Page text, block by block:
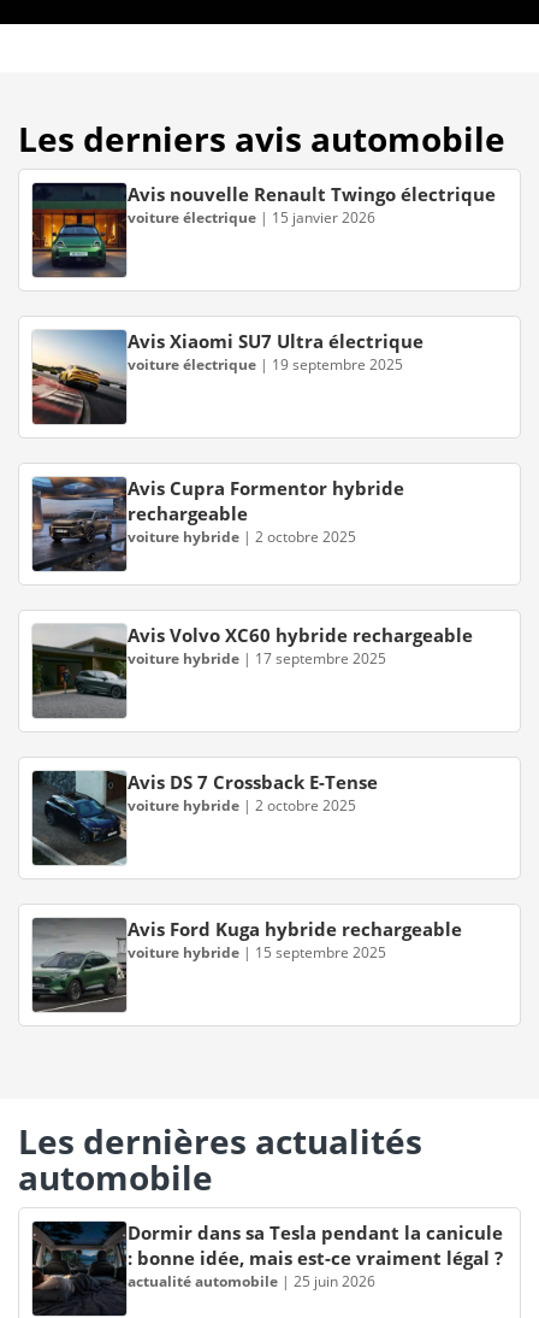
Les derniers avis automobile
Avis nouvelle Renault Twingo électrique
voiture électrique | 15 janvier 2026
Avis Xiaomi SU7 Ultra électrique
voiture électrique | 19 septembre 2025
Avis Cupra Formentor hybride
rechargeable
voiture hybride | 2 octobre 2025
Avis Volvo XC60 hybride rechargeable
voiture hybride | 17 septembre 2025
Avis DS 7 Crossback E-Tense
voiture hybride | 2 octobre 2025
Avis Ford Kuga hybride rechargeable
voiture hybride | 15 septembre 2025
Les dernières actualités
automobile
Dormir dans sa Tesla pendant la canicule
: bonne idée, mais est-ce vraiment légal ?
actualité automobile | 25 juin 2026